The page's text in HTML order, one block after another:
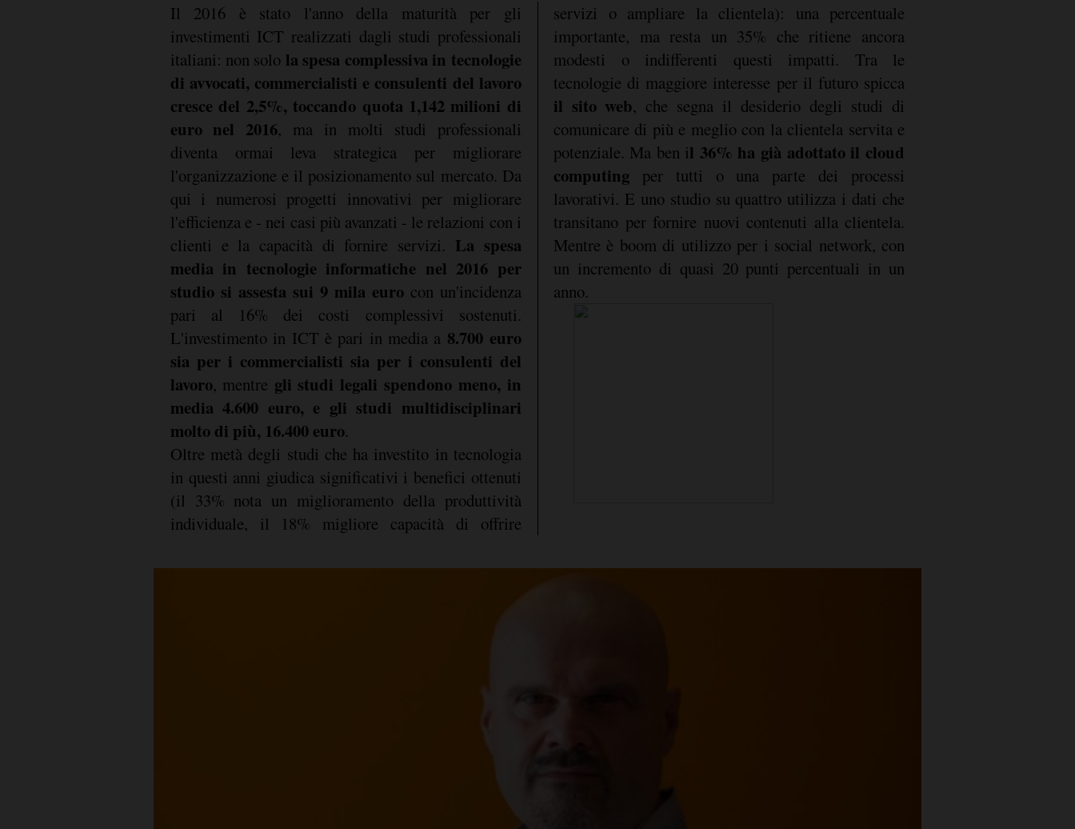
Il 2016 è stato l'anno della maturità per gli
investimenti ICT realizzati dagli studi professionali
italiani: non solo la spesa complessiva in tecnologie
di avvocati, commercialisti e consulenti del lavoro
cresce del 2,5%, toccando quota 1,142 milioni di
euro nel 2016, ma in molti studi professionali
diventa ormai leva strategica per migliorare
l'organizzazione e il posizionamento sul mercato. Da
qui i numerosi progetti innovativi per migliorare
l'efficienza e - nei casi più avanzati - le relazioni con i
clienti e la capacità di fornire servizi. La spesa
media in tecnologie informatiche nel 2016 per
studio si assesta sui 9 mila eurocon un'incidenza
pari al 16% dei costi complessivi sostenuti.
L'investimento in ICT è pari in media a 8.700 euro
sia per i commercialisti sia per i consulenti del
lavoro, mentre gli studi legali spendono meno, in
media 4.600 euro, e gli studi multidisciplinari
molto di più, 16.400 euro.
Oltre metà degli studi che ha investito in tecnologia
in questi anni giudica significativi i benefici ottenuti
(il 33% nota un miglioramento della produttività
individuale, il 18% migliore capacità di offrire
servizi o ampliare la clientela): una percentuale
importante, ma resta un 35% che ritiene ancora
modesti o indifferenti questi impatti. Tra le
tecnologie di maggiore interesse per il futuro spicca
il sito web, che segna il desiderio degli studi di
comunicare di più e meglio con la clientela servita e
potenziale. Ma ben il 36% ha già adottato il cloud
computing per tutti o una parte dei processi
lavorativi. E uno studio su quattro utilizza i dati che
transitano per fornire nuovi contenuti alla clientela.
Mentre è boom di utilizzo per i social network, con
un incremento di quasi 20 punti percentuali in un
anno.